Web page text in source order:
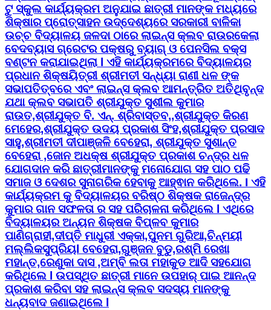
ଟୁ ସ୍କୁଲ କାର୍ଯ୍ୟକ୍ରମ ଅନୁଯାଇ ଛାତ୍ରୀ ମାନଙ୍କ ମଧ୍ୟରେ
ଶିକ୍ଷାର ପ୍ରୋତ୍ସାହନ ଉଦ୍ଦେଶ୍ୟରେ ସରକାରୀ ବାଳିକା
ଉଚ୍ଚ ବିଦ୍ୟାଳୟ ଜଳଦା ଠାରେ ଲାଇନ୍ସ କ୍ଲବ ରାଉରକେଲା
ବେଦବ୍ୟାସ ଗ୍ରେଟର ପକ୍ଷରୁ ବ୍ୟାଗ୍ ଓ ପେନସିଲ ବକ୍ସ
ବଣ୍ଟନ କରାଯାଇଥିଲା l ଏହି କାର୍ଯ୍ୟକ୍ରମରେ ବିଦ୍ୟାଳୟର
ପ୍ରଧାନ ଶିକ୍ଷୟିତ୍ରୀ ଶ୍ରୀମତୀ ସନ୍ଧ୍ୟା ରାଣୀ ଧଳ ଙ୍କ
ସଭାପତିତ୍ବରେ ଏବଂ ଲାଇନ୍ସ କ୍ଲବ ଆମନ୍ତ୍ରିତ ଅତିଥିବୃନ୍ଦ
ଯଥା କ୍ଲବ ସଭାପତି ଶ୍ରୀଯୁକ୍ତ ସୁଶୀଲ କୁମାର
ରାଉତ,ଶ୍ରୀଯୁକ୍ତ ବି. ଏନ୍. ଶ୍ରିବାସ୍ତବ,,ଶ୍ରୀଯୁକ୍ତ କିରଣ
ମେହେର,ଶ୍ରୀଯୁକ୍ତ ଉଦୟ ପ୍ରକାଶ ସିଂହ,ଶ୍ରୀଯୁକ୍ତ ପ୍ରସାଦ
ସାହୁ,ଶ୍ରୀମତୀ ଦୀପାଞ୍ଜଳି ବେହେରା, ଶ୍ରୀଯୁକ୍ତ ସୁଶାନ୍ତ
ବେହେରା ,ଜୋନ ଅଧକ୍ଷ ଶ୍ରୀଯୁକ୍ତ ପ୍ରକାଶ ଚନ୍ଦ୍ର ଧଳ
ଯୋଗଦାନ କରି ଛାତ୍ରୀମାନଙ୍କୁ ମନୋଯୋଗ ସହ ପାଠ ପଢି
ସମାଜ ଓ ଦେଶର ସୁନାଗରିକ ହେବାକୁ ଆହ୍ଵାନ କରିଥିଲେ. I ଏହି
କାର୍ଯ୍ୟକ୍ରମ କୁ ବିଦ୍ୟାଳୟର ବରିଷ୍ଠ ଶିକ୍ଷକ ରାଜେନ୍ଦ୍ର
କୁମାର ଗାନ ସଫଳତା ର ସହ ପରିଚାଳନା କରିଥିଲେ l ଏଥିରେ
ବିଦ୍ୟାଳୟର ଅନ୍ୟନ ଶିକ୍ଷକ ବିପ୍ଳବ କୁମାର
ପାଣିଗ୍ରାହୀ,ଦୀପ୍ତି ମାଧୁରୀ ଏକ୍କା,ପୁନମ ଗୁରିଆ,ଚିନ୍ମୟୀ
ମଲ୍ଲିକସୁପ୍ରିୟl ବେହେରା,ଗୁଞ୍ଜନ ବୁଡୁ,ରଶ୍ମି ରେଖା
ମହାନ୍ତ,ରେଣୁକା ଦାସ ,ଅମ୍ବି ଲତା ମହାକୁଡ ଆଦି ସହଯୋଗ
କରିଥିଲେ l ଉପସ୍ଥିତ ଛାତ୍ରୀ ମାନେ ଉପହାର୍ ପାଇ ଆନନ୍ଦ
ପ୍ରକାଶ କରିବା ସହ ଲାଇନ୍ସ କ୍ଲବ ସଦସ୍ୟ ମାନଙ୍କୁ
ଧନ୍ୟବାଦ ଜଣାଇଥିଲେ l